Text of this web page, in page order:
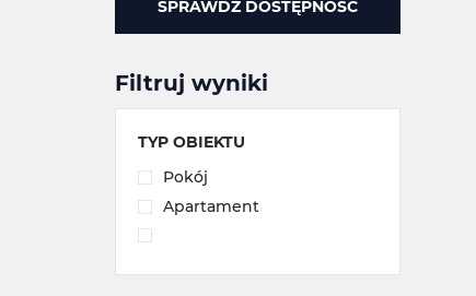
SPRAWDŹ DOSTĘPNOŚĆ
Filtruj wyniki
TYP OBIEKTU
Pokój
Apartament